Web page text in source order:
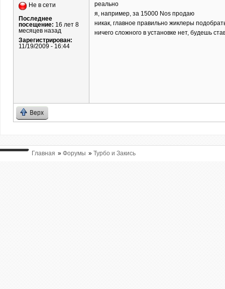
Не в сети
Последнее
посещение: 16 лет 8
месяцев назад
Зарегистрирован:
11/19/2009 - 16:44
реально
я, например, за 15000 Nos продаю
никак, главное правильно жиклеры
ничего сложного в установке нет, будешь
Верх
Главная » Форумы » Турбо и Закись